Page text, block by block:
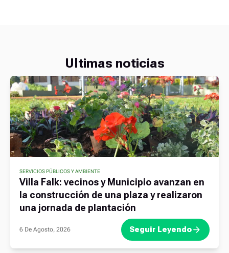
Ultimas noticias
SERVICIOS PÚBLICOS Y AMBIENTE
Villa Falk: vecinos y Municipio avanzan en
la construcción de una plaza y realizaron
una jornada de plantación
6 De Agosto, 2026 Seguir Leyendo